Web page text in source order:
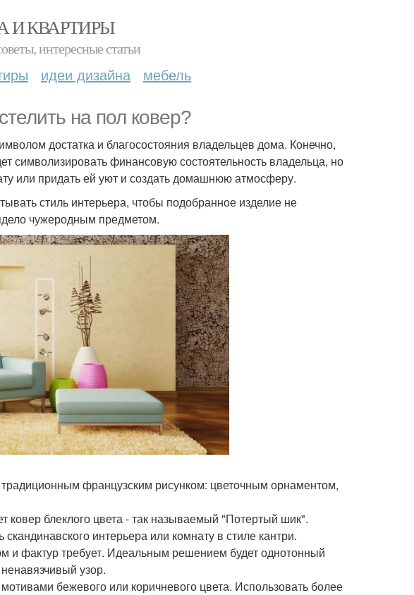
И КВАРТИРЫ
интересные статьи
идеи дизайна мебель
на пол ковер?
достатка и благосостояния владельцев дома. Конечно,
символизировать финансовую состоятельность владельца, но
или придать ей уют и создать домашнюю атмосферу.
стиль интерьера, чтобы подобранное изделие не
чужеродным предметом.
традиционным французским рисунком: цветочным орнаментом,
ковер блеклого цвета - так называемый "Потертый шик".
интерьера или комнату в стиле кантри.
и фактур требует. Идеальным решением будет однотонный
узор.
бежевого или коричневого цвета. Использовать более